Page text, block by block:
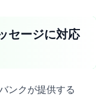
セージに対応
ンクが提供する